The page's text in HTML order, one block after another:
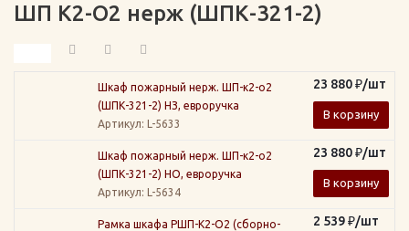
ШП К2-О2 нерж (ШПК-321-2)
Шкаф пожарный нерж. ШП-к2-о2
(ШПК-321-2) НЗ, евроручка
Артикул: L-5633
23 880₽/шт
В корзину
Шкаф пожарный нерж. ШП-к2-о2
(ШПК-321-2) НО, евроручка
Артикул: L-5634
23 880₽/шт
В корзину
Рамка шкафа РШП-К2-О2 (сборно-
2 539₽/шт